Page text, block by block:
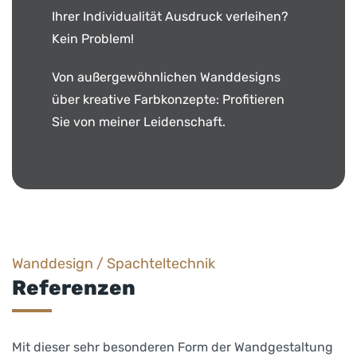
Ihrer Individualität Ausdruck verleihen?
Kein Problem!
Von außergewöhnlichen Wanddesigns
über kreative Farbkonzepte: Profitieren
Sie von meiner Leidenschaft.
Wanddesign / Spachteltechnik
Referenzen
Mit dieser sehr besonderen Form der Wandgestaltung